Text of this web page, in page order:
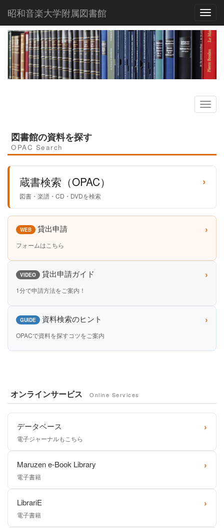
昭和音楽大学附属図書館
図書館の資料を探す
OPAC Search
蔵書検索（OPAC） ›
図書・楽譜・CD・DVDを検索
WEB 貸出申請 ›
フォームはこちら
VIDEO 貸出申請ガイド ›
1分で申請方法をご案内！
GUIDE 資料検索のヒント ›
OPACで資料を探すコツをご案内
オンラインサービス Online Services
データベース ›
電子ジャーナルもこちら
Maruzen e-Book Library ›
電子書籍
LibrariE ›
電子書籍